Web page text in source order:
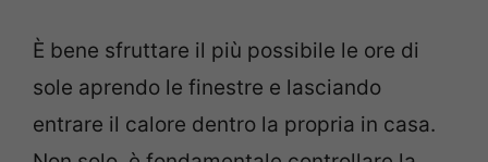
È bene sfruttare il più possibile le ore di
sole aprendo le finestre e lasciando
entrare il calore dentro la propria in casa.